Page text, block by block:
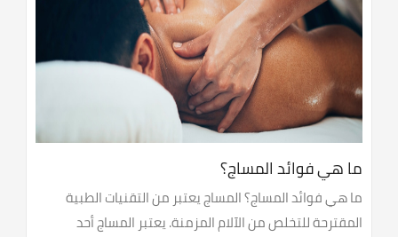
ما هي فوائد المساج؟
ما هي فوائد المساج؟ المساج يعتبر من التقنيات الطبية
المقترحة للتخلص من الآلام المزمنة. يعتبر المساج أحد